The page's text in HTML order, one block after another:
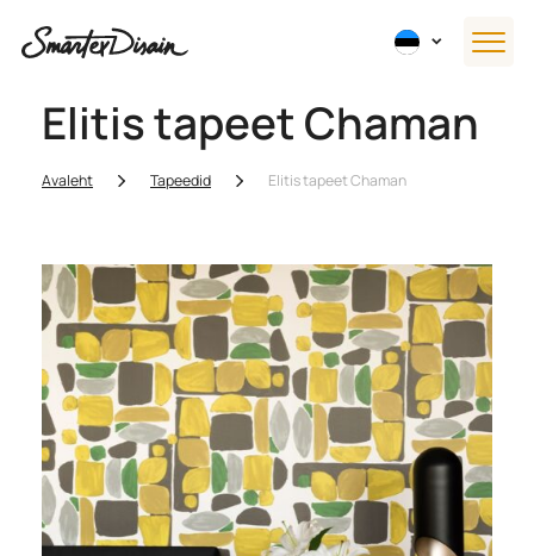
Elitis tapeet Chaman
Avaleht Tapeedid Elitis tapeet Chaman